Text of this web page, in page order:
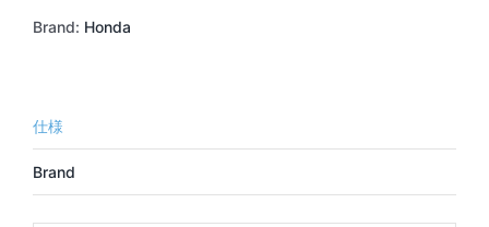
Brand: Honda
仕様
Brand